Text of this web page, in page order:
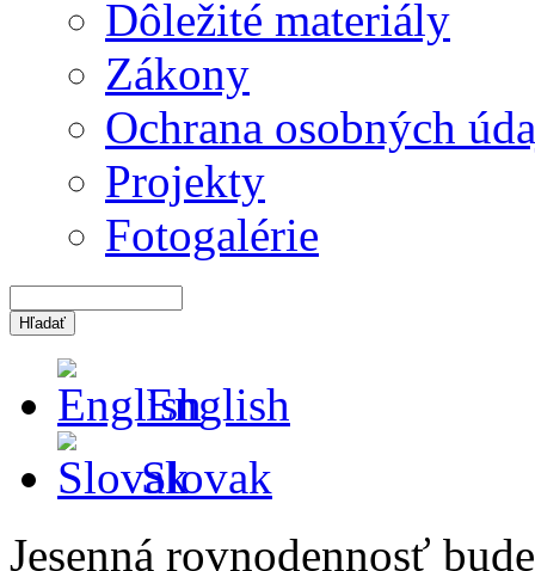
Dôležité materiály
Zákony
Ochrana osobných
Projekty
Fotogalérie
English
Slovak
Jesenná rovnodennosť